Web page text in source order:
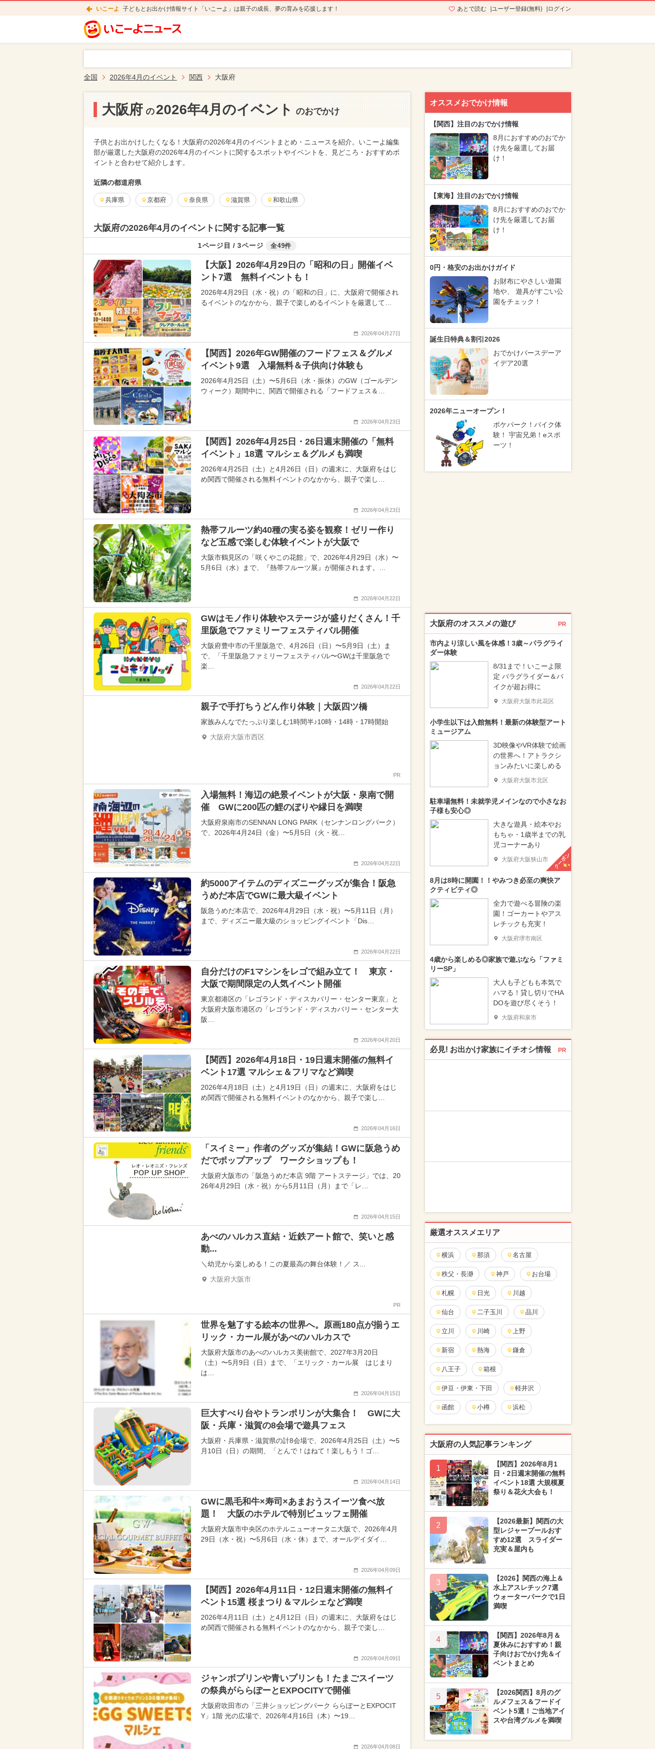
いこーよ 子どもとお出かけ情報サイト「いこーよ」は親子の成長、夢の育みを応援します！ あとで読む ユーザー登録(無料) ログイン
全国 2026年4月のイベント 関西 大阪府
大阪府 の 2026年4月のイベント のおでかけ
子供とお出かけしたくなる！大阪府の2026年4月のイベントまとめ・ニュースを紹介。いこーよ編集
部が厳選した大阪府の2026年4月のイベントに関するスポットやイベントを、見どころ・おすすめポ
イントと合わせて紹介します。
近隣の都道府県
兵庫県 京都府 奈良県 滋賀県 和歌山県
大阪府の2026年4月のイベントに関する記事一覧
1ページ目 / 3ページ 全49件
【大阪】2026年4月29日の「昭和の日」開催イベ
ント7選 無料イベントも！
2026年4月29日（水・祝）の「昭和の日」に、大阪府で開催され
るイベントのなかから、親子で楽しめるイベントを厳選して…
2026年04月27日
【関西】2026年GW開催のフードフェス＆グルメ
イベント9選 入場無料＆子供向け体験も
2026年4月25日（土）〜5月6日（水・振休）のGW（ゴールデン
ウィーク）期間中に、関西で開催される「フードフェス＆…
2026年04月23日
【関西】2026年4月25日・26日週末開催の「無料
イベント」18選 マルシェ＆グルメも満喫
2026年4月25日（土）と4月26日（日）の週末に、大阪府をはじ
め関西で開催される無料イベントのなかから、親子で楽し…
2026年04月23日
熱帯フルーツ約40種の実る姿を観察！ゼリー作り
など五感で楽しむ体験イベントが大阪で
大阪市鶴見区の「咲くやこの花館」で、2026年4月29日（水）〜
5月6日（水）まで、『熱帯フルーツ展』が開催されます。…
2026年04月22日
GWはモノ作り体験やステージが盛りだくさん！千
里阪急でファミリーフェスティバル開催
大阪府豊中市の千里阪急で、4月26日（日）〜5月9日（土）ま
で、「千里阪急ファミリーフェスティバル〜GWは千里阪急で
楽…
2026年04月22日
親子で手打ちうどん作り体験｜大阪四ツ橋
家族みんなでたっぷり楽しむ1時間半♪10時・14時・17時開始
大阪府大阪市西区
PR
入場無料！海辺の絶景イベントが大阪・泉南で開
催 GWに200匹の鯉のぼりや縁日を満喫
大阪府泉南市のSENNAN LONG PARK（センナンロングパーク）
で、2026年4月24日（金）〜5月5日（火・祝…
2026年04月22日
約5000アイテムのディズニーグッズが集合！阪急
うめだ本店でGWに最大級イベント
阪急うめだ本店で、2026年4月29日（水・祝）〜5月11日（月）
まで、ディズニー最大級のショッピングイベント「Dis…
2026年04月22日
自分だけのF1マシンをレゴで組み立て！ 東京・
大阪で期間限定の人気イベント開催
東京都港区の「レゴランド・ディスカバリー・センター東京」と
大阪府大阪市港区の「レゴランド・ディスカバリー・センター大
阪…
2026年04月20日
【関西】2026年4月18日・19日週末開催の無料イ
ベント17選 マルシェ＆フリマなど満喫
2026年4月18日（土）と4月19日（日）の週末に、大阪府をはじ
め関西で開催される無料イベントのなかから、親子で楽し…
2026年04月16日
「スイミー」作者のグッズが集結！GWに阪急うめ
だでポップアップ ワークショップも！
大阪府大阪市の「阪急うめだ本店 9階 アートステージ」では、20
26年4月29日（水・祝）から5月11日（月）まで「レ…
2026年04月15日
あべのハルカス直結・近鉄アート館で、笑いと感
動...
＼幼児から楽しめる！この夏最高の舞台体験！／ ス...
大阪府大阪市
PR
世界を魅了する絵本の世界へ。原画180点が揃うエ
リック・カール展があべのハルカスで
大阪府大阪市のあべのハルカス美術館で、2027年3月20日
（土）〜5月9日（日）まで、「エリック・カール展 はじまり
は…
2026年04月15日
巨大すべり台やトランポリンが大集合！ GWに大
阪・兵庫・滋賀の8会場で遊具フェス
大阪府・兵庫県・滋賀県の計8会場で、2026年4月25日（土）〜5
月10日（日）の期間、「とんで！はねて！楽しもう！ゴ…
2026年04月14日
GWに黒毛和牛×寿司×あまおうスイーツ食べ放
題！ 大阪のホテルで特別ビュッフェ開催
大阪府大阪市中央区のホテルニューオータニ大阪で、2026年4月
29日（水・祝）〜5月6日（水・休）まで、オールデイダイ…
2026年04月09日
【関西】2026年4月11日・12日週末開催の無料イ
ベント15選 桜まつり＆マルシェなど満喫
2026年4月11日（土）と4月12日（日）の週末に、大阪府をはじ
め関西で開催される無料イベントのなかから、親子で楽し…
2026年04月09日
ジャンボプリンや青いプリンも！たまごスイーツ
の祭典がららぽーとEXPOCITYで開催
大阪府吹田市の「三井ショッピングパーク ららぽーとEXPOCIT
Y」1階 光の広場で、2026年4月16日（木）〜19…
2026年04月08日
オススメおでかけ情報
【関西】注目のおでかけ情報
8月におすすめのおでか
け先を厳選してお届
け！
【東海】注目のおでかけ情報
8月におすすめのおでか
け先を厳選してお届
け！
0円・格安のお出かけガイド
お財布にやさしい遊園
地や、 遊具がすごい公
園をチェック！
誕生日特典＆割引2026
おでかけバースデーア
イデア20選
2026年ニューオープン！
ポケパーク！バイク体
験！ 宇宙兄弟！eスポ
ーツ！
大阪府のオススメの遊び PR
市内より涼しい風を体感！3歳～パラグライ
ダー体験
8/31まで！いこーよ限
定 パラグライダー＆バ
イクが超お得に
大阪府大阪市此花区
小学生以下は入館無料！最新の体験型アート
ミュージアム
3D映像やVR体験で絵画
の世界へ！アトラクシ
ョンみたいに楽しめる
大阪府大阪市北区
駐車場無料！未就学児メインなので小さなお
子様も安心◎
大きな遊具・絵本やお
もちゃ・1歳半までの乳
児コーナーあり
大阪府大阪狭山市 クーポン
8月は8時に開園！！やみつき必至の爽快ア
クティビティ◎
全力で遊べる冒険の楽
園！ゴーカートやアス
レチックも充実！
大阪府堺市南区
4歳から楽しめる◎家族で遊ぶなら「ファミ
リーSP」
大人も子どもも本気で
ハマる！貸し切りでHA
DOを遊び尽くそう！
大阪府和泉市
必見! お出かけ家族にイチオシ情報 PR
厳選オススメエリア
横浜 那須 名古屋
秩父・長瀞 神戸 お台場
札幌 日光 川越
仙台 二子玉川 品川
立川 川崎 上野
新宿 熱海 鎌倉
八王子 箱根
伊豆・伊東・下田 軽井沢
函館 小樽 浜松
大阪府の人気記事ランキング
1
【関西】2026年8月1
日・2日週末開催の無料
イベント18選 大規模夏
祭り＆花火大会も！
2
【2026最新】関西の大
型レジャープールおす
すめ12選 スライダー
充実＆屋内も
3
【2026】関西の海上＆
水上アスレチック7選
ウォーターパークで1日
満喫
4
【関西】2026年8月＆
夏休みにおすすめ！親
子向けおでかけ先＆イ
ベントまとめ
5
【2026関西】8月のグ
ルメフェス＆フードイ
ベント5選！ご当地アイ
スや台湾グルメを満喫